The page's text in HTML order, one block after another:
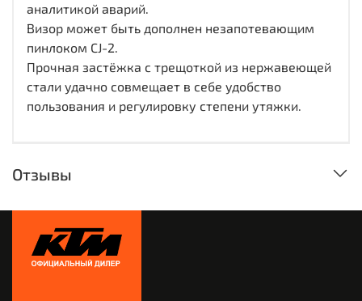
аналитикой аварий.
Визор может быть дополнен незапотевающим
пинлоком CJ-2.
Прочная застёжка с трещоткой из нержавеющей
стали удачно совмещает в себе удобство
пользования и регулировку степени утяжки.
Отзывы